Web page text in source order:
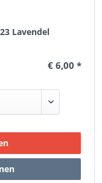
Lavendel
€ 6,00 *